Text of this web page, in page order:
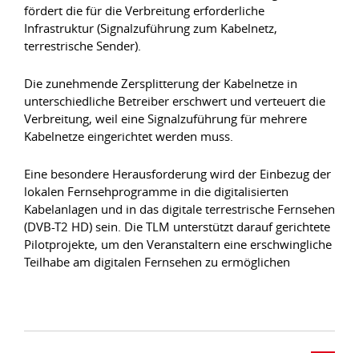
fördert die für die Verbreitung erforderliche
Infrastruktur (Signalzuführung zum Kabelnetz,
terrestrische Sender).
Die zunehmende Zersplitterung der Kabelnetze in
unterschiedliche Betreiber erschwert und verteuert die
Verbreitung, weil eine Signalzuführung für mehrere
Kabelnetze eingerichtet werden muss.
Eine besondere Herausforderung wird der Einbezug der
lokalen Fernsehprogramme in die digitalisierten
Kabelanlagen und in das digitale terrestrische Fernsehen
(DVB-T2 HD) sein. Die TLM unterstützt darauf gerichtete
Pilotprojekte, um den Veranstaltern eine erschwingliche
Teilhabe am digitalen Fernsehen zu ermöglichen